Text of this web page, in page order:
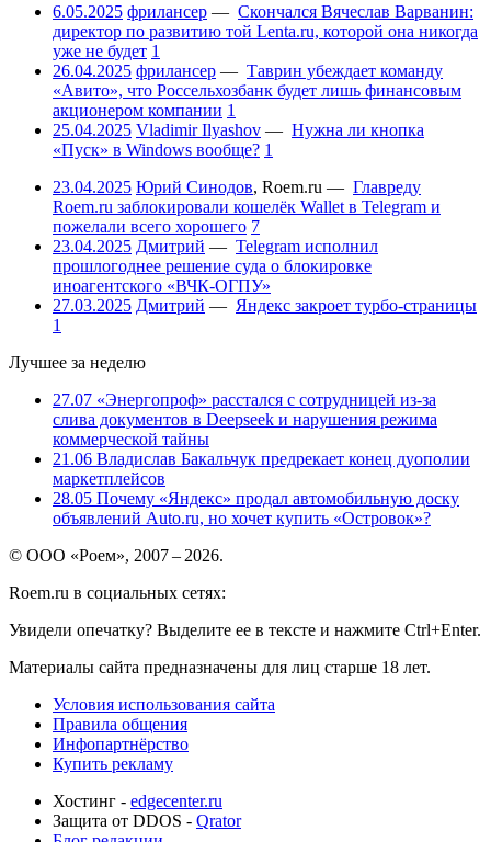
6.05.2025 фрилансер — Скончался Вячеслав Варванин:
директор по развитию той Lenta.ru, которой она никогда
уже не будет 1
26.04.2025 фрилансер — Таврин убеждает команду
«Авито», что Россельхозбанк будет лишь финансовым
акционером компании 1
25.04.2025 Vladimir Ilyashov — Нужна ли кнопка
«Пуск» в Windows вообще? 1
23.04.2025 Юрий Синодов, Roem.ru — Главреду
Roem.ru заблокировали кошелёк Wallet в Telegram и
пожелали всего хорошего 7
23.04.2025 Дмитрий — Telegram исполнил
прошлогоднее решение суда о блокировке
иноагентского «ВЧК-ОГПУ»
27.03.2025 Дмитрий — Яндекс закроет турбо-страницы
1
Лучшее за неделю
27.07 «Энергопроф» расстался с сотрудницей из-за
слива документов в Deepseek и нарушения режима
коммерческой тайны
21.06 Владислав Бакальчук предрекает конец дуополии
маркетплейсов
28.05 Почему «Яндекс» продал автомобильную доску
объявлений Auto.ru, но хочет купить «Островок»?
© ООО «Роем», 2007 – 2026.
Roem.ru в социальных сетях:
Увидели опечатку? Выделите ее в тексте и нажмите Ctrl+Enter.
Материалы сайта предназначены для лиц старше 18 лет.
Условия использования сайта
Правила общения
Инфопартнёрство
Купить рекламу
Хостинг - edgecenter.ru
Защита от DDOS - Qrator